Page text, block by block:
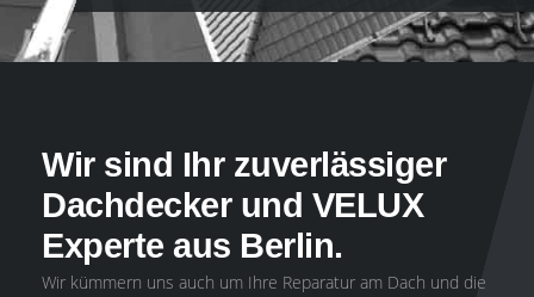
Wir sind Ihr zuverlässiger
Dachdecker und VELUX
Experte aus Berlin.
Wir kümmern uns auch um Ihre Reparatur am Dach und die